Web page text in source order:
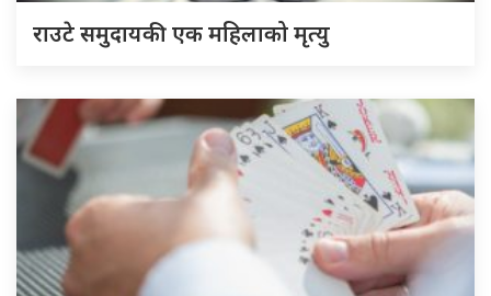
राउटे समुदायकी एक महिलाको मृत्यु